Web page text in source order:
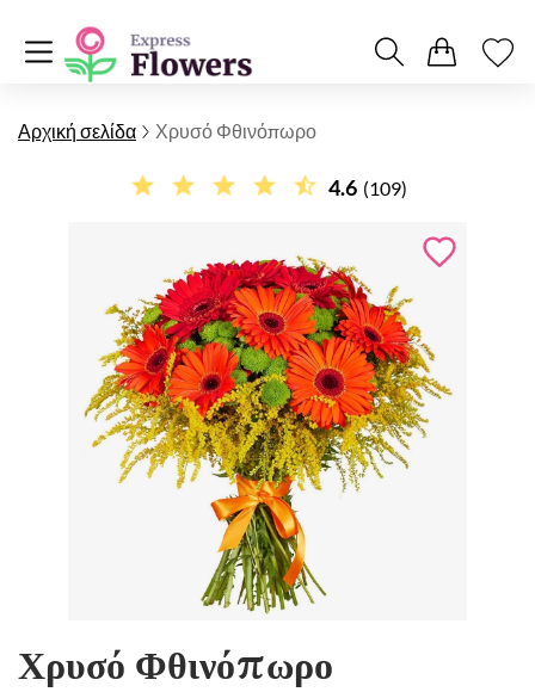
Αρχική σελίδα Χρυσό Φθινόπωρο
4.6 (109)
Χρυσό Φθινόπωρο